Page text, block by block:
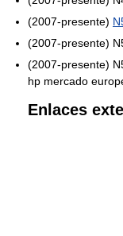
(2007-presente)
(2007-presente)
(2007-presente)
hp mercado
Enlaces